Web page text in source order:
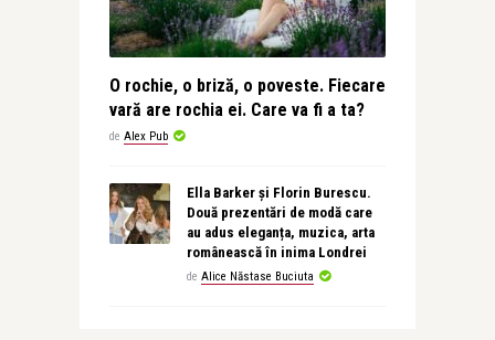
O rochie, o briză, o poveste. Fiecare
vară are rochia ei. Care va fi a ta?
de Alex Pub
Ella Barker și Florin Burescu.
Două prezentări de modă care
au adus eleganța, muzica, arta
românească în inima Londrei
de Alice Năstase Buciuta